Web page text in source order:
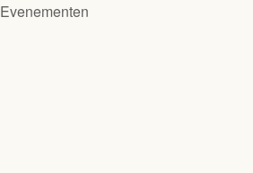
Evenementen